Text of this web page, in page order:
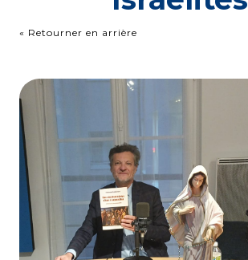
« Retourner en arrière